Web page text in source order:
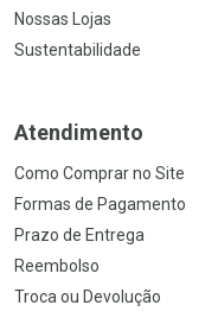
Nossas Lojas
Sustentabilidade
Atendimento
Como Comprar no Site
Formas de Pagamento
Prazo de Entrega
Reembolso
Troca ou Devolução